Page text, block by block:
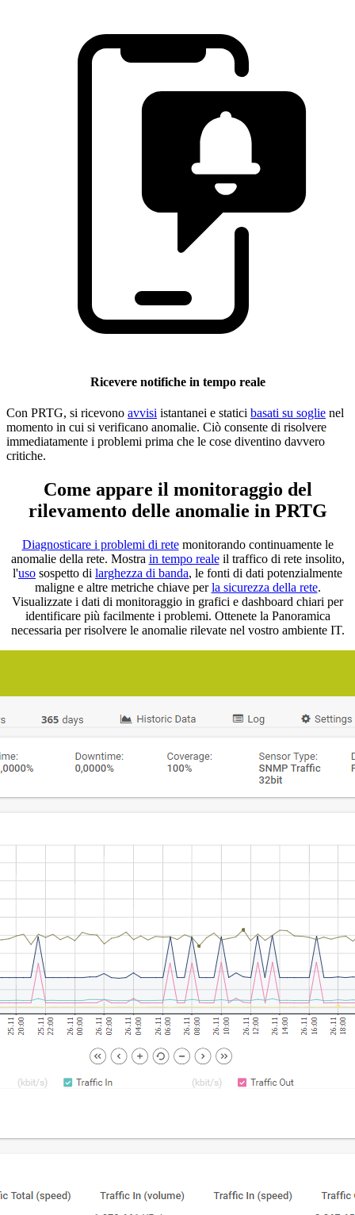
Ricevere notifiche in tempo reale
Con PRTG, si ricevono avvisi istantanei e statici basati su soglie nel
momento in cui si verificano anomalie. Ciò consente di risolvere
immediatamente i problemi prima che le cose diventino davvero
critiche.
Come appare il monitoraggio del
rilevamento delle anomalie in PRTG
Diagnosticare i problemi di retemonitorando continuamente le
anomalie della rete. Mostra in tempo realeil traffico di rete insolito,
l'uso sospetto di larghezza di banda, le fonti di dati potenzialmente
maligne e altre metriche chiave perla sicurezza della rete.
Visualizzate i dati di monitoraggio in grafici e dashboard chiari per
identificare più facilmente i problemi. Ottenete la Panoramica
necessaria per risolvere le anomalie rilevate nel vostro ambiente IT.